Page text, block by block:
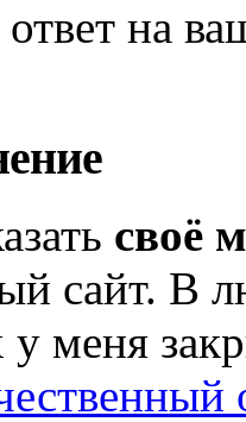
ответ на
своё
сайт. В
меня